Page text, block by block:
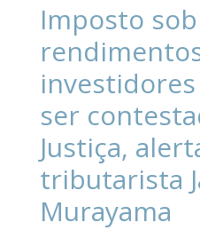
Imposto
ser
Justiça,
tributarista
Murayama